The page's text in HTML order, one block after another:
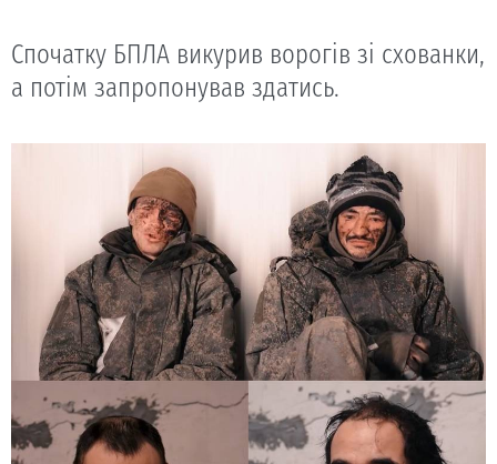
Спочатку БПЛА викурив ворогів зі схованки,
а потім запропонував здатись.